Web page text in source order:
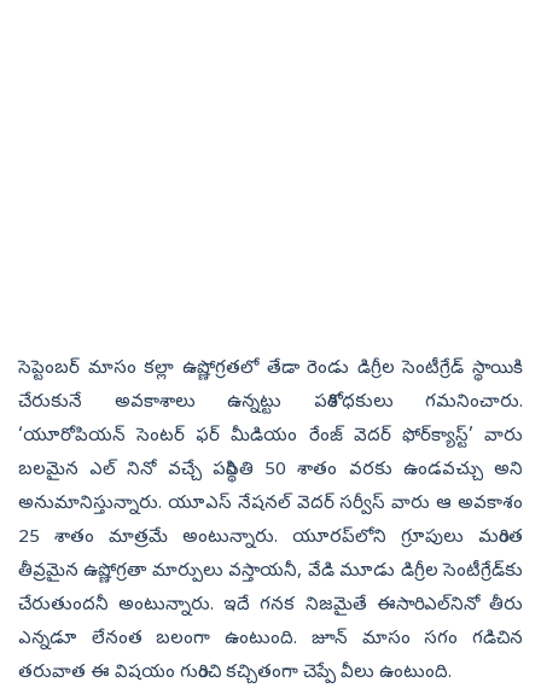
సెప్టెంబర్‌ మాసం కల్లా ఉష్ణోగ్రతలో తేడా రెండు డిగ్రీల సెంటీగ్రేడ్‌ స్థాయికి
చేరుకునే అవకాశాలు ఉన్నట్టు పరిశోధకులు గమనించారు.
‘యూరోపియన్‌ సెంటర్‌ ఫర్‌ మీడియం రేంజ్‌ వెదర్‌ ఫోర్‌క్యాస్ట్‌’ వారు
బలమైన ఎల్‌ నినో వచ్చే పరిస్థితి 50 శాతం వరకు ఉండవచ్చు అని
అనుమానిస్తున్నారు. యూఎస్‌ నేషనల్‌ వెదర్‌ సర్వీస్‌ వారు ఆ అవకాశం
25 శాతం మాత్రమే అంటున్నారు. యూరప్‌లోని గ్రూపులు మరింత
తీవ్రమైన ఉష్ణోగ్రతా మార్పులు వస్తాయనీ, వేడి మూడు డిగ్రీల సెంటీగ్రేడ్‌కు
చేరుతుందనీ అంటున్నారు. ఇదే గనక నిజమైతే ఈసారి ఎల్‌నినో తీరు
ఎన్నడూ లేనంత బలంగా ఉంటుంది. జూన్‌ మాసం సగం గడిచిన
తరువాత ఈ విషయం గురించి కచ్చితంగా చెప్పే వీలు ఉంటుంది.